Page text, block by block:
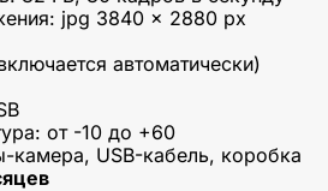
jpg 3840 x 2880 px
автоматически)
от -10 до +60
камера, USB-кабель, коробка